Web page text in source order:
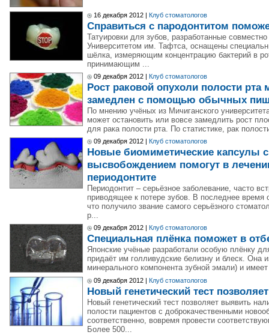
16 декабря 2012 | Клуб стоматологов
Справиться с пародонтитом
Татуировки для зубов, разработанные
Университетом им. Тафтса, оснащены
шёлка, измеряющим концентрацию бактерий в
принимающим ...
09 декабря 2012 | Клуб стоматологов
Рост раковой опухоли полости
замедлен с помощью обычных
По мнению учёных из Мичиганского
может остановить или вовсе замедлить рост
для рака полости рта. По статистике, рак
09 декабря 2012 | Клуб стоматологов
Новые биомиметические капсулы
высвобождением помогут в
периодонтите
Периодонтит – серьёзное заболевание, часто
приводящее к потере зубов. В последнее время
что получило звание самого серьёзного
р...
09 декабря 2012 | Клуб стоматологов
Специальная плёнка поможет в
Японские учёные разработали особую плёнку
придаёт им голливудские белизну и блеск. Она
минерального компонента зубной эмали) и
09 декабря 2012 | Клуб стоматологов
Новый генетический тест
Новый генетический тест позволяет выявить
полости пациентов с доброкачественными
соответственно, вовремя провести
Более 500...